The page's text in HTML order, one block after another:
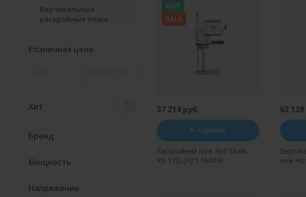
Вертикальные
раскройные ножи
Розничная цена
Хит
Бренд
Мощность
Напряжение
ХИТ
SALE
37 214 руб.
В корзину
Раскройный нож Red Shark
RS-T3D (10") 1600W
63
нож